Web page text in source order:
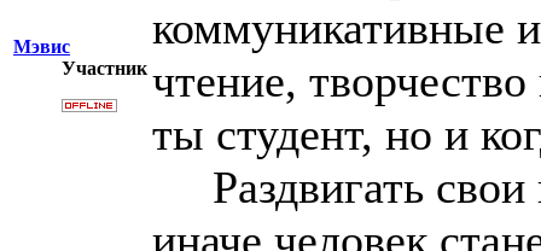
Мэвис
Участник
коммуникативные
чтение,
ты студент, но и
Раздвигать свои
иначе человек